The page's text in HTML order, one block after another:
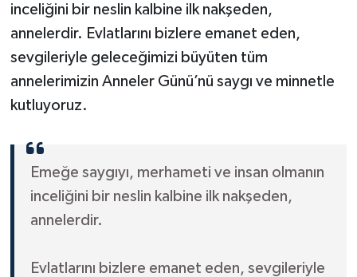
inceliğini bir neslin kalbine ilk nakşeden,
annelerdir. Evlatlarını bizlere emanet eden,
sevgileriyle geleceğimizi büyüten tüm
annelerimizin Anneler Günü’nü saygı ve minnetle
kutluyoruz.
Emeğe saygıyı, merhameti ve insan olmanın
inceliğini bir neslin kalbine ilk nakşeden,
annelerdir.
Evlatlarını bizlere emanet eden, sevgileriyle